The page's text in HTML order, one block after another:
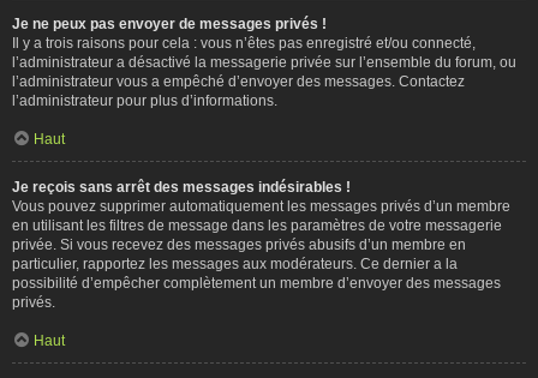
Je ne peux pas envoyer de messages privés !
Il y a trois raisons pour cela : vous n’êtes pas enregistré et/ou connecté,
l’administrateur a désactivé la messagerie privée sur l’ensemble du forum, ou
l’administrateur vous a empêché d’envoyer des messages. Contactez
l’administrateur pour plus d’informations.
Haut
Je reçois sans arrêt des messages indésirables !
Vous pouvez supprimer automatiquement les messages privés d’un membre
en utilisant les filtres de message dans les paramètres de votre messagerie
privée. Si vous recevez des messages privés abusifs d’un membre en
particulier, rapportez les messages aux modérateurs. Ce dernier a la
possibilité d’empêcher complètement un membre d’envoyer des messages
privés.
Haut